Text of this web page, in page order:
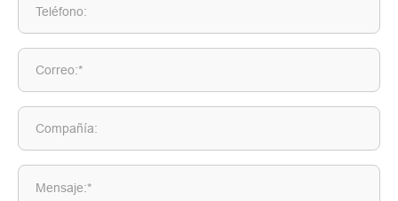
Teléfono:
Correo:*
Compañía:
Mensaje:*